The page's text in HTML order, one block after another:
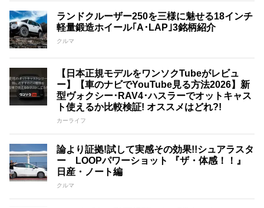
ランドクルーザー250を三様に魅せる18インチ
軽量鍛造ホイール｢A･LAP｣3銘柄紹介
クルマ
【日本正規モデルをワンソクTubeがレビュ
ー】【車のナビでYouTube見る方法2026】新
型ヴォクシー･RAV4･ハスラーでオットキャス
ト使えるか比較検証! オススメはどれ?!
カーライフ
論より証拠!試して実感その効果!!シュアラスタ
ー LOOPパワーショット 『ザ・体感！！』
日産・ノート編
クルマ